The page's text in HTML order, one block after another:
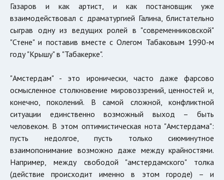
Газаров и как артист, и как постановщик уже
взаимодействовал с драматургией Галина, блистательно
сыграв одну из ведущих ролей в "современниковской"
"Стене" и поставив вместе с Олегом Табаковым 1990-м
году "Крышу" в "Табакерке".
"Амстердам" - это иронически, часто даже фарсово
осмысленное столкновение мировоззрений, ценностей и,
конечно, поколений. В самой сложной, конфликтной
ситуации единственно возможный выход – быть
человеком. В этом оптимистическая нота "Амстердама":
пусть недолгое, пусть только сиюминутное
взаимопонимание возможно даже между крайностями.
Например, между свободой "амстердамского" толка
(действие происходит именно в этом городе) – и